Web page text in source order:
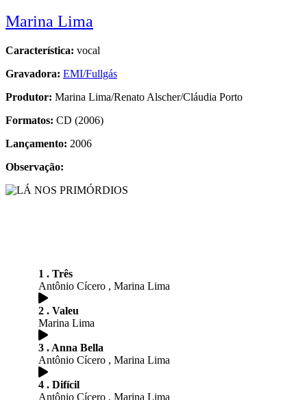
Marina Lima
Característica: vocal
Gravadora: EMI/Fullgás
Produtor: Marina Lima/Renato Alscher/Cláudia Porto
Formatos: CD (2006)
Lançamento: 2006
Observação:
1 . Três
Antônio Cícero , Marina Lima
2 . Valeu
Marina Lima
3 . Anna Bella
Antônio Cícero , Marina Lima
4 . Difícil
Antônio Cícero , Marina Lima